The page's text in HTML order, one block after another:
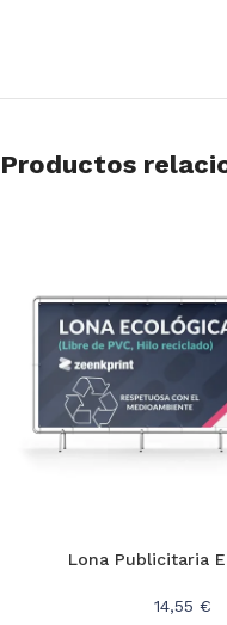
Productos
Lona Publicitaria
14,55 €